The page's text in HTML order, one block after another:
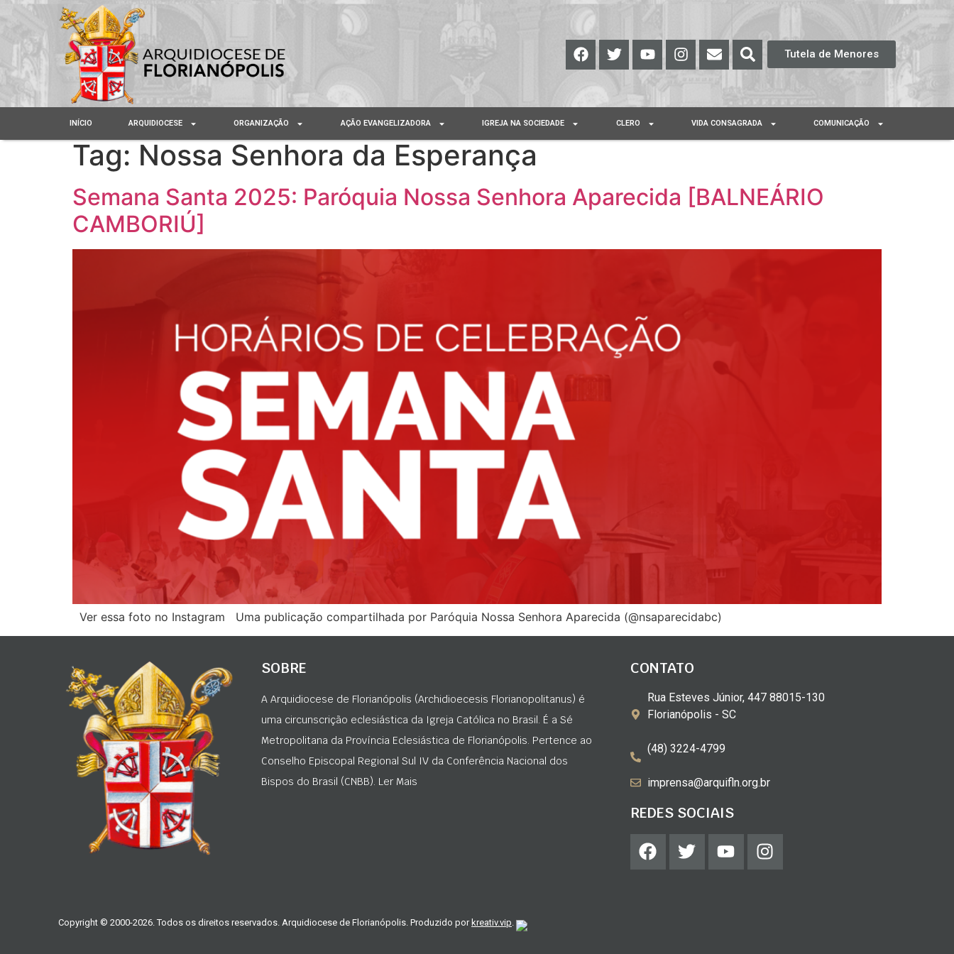
Tutela de Menores
INÍCIO ARQUIDIOCESE ORGANIZAÇÃO AÇÃO EVANGELIZADORA IGREJA NA SOCIEDADE CLERO VIDA CONSAGRADA COMUNICAÇÃO
Tag: Nossa Senhora da Esperança
Semana Santa 2025: Paróquia Nossa Senhora Aparecida [BALNEÁRIO
CAMBORIÚ]
Ver essa foto no Instagram Uma publicação compartilhada por Paróquia Nossa Senhora Aparecida (@nsaparecidabc)
SOBRE
A Arquidiocese de Florianópolis (Archidioecesis Florianopolitanus) é
uma circunscrição eclesiástica da Igreja Católica no Brasil. É a Sé
Metropolitana da Província Eclesiástica de Florianópolis. Pertence ao
Conselho Episcopal Regional Sul IV da Conferência Nacional dos
Bispos do Brasil (CNBB). Ler Mais
CONTATO
Rua Esteves Júnior, 447 88015-130
Florianópolis - SC
(48) 3224-4799
imprensa@arquifln.org.br
REDES SOCIAIS
Copyright © 2000-2026. Todos os direitos reservados. Arquidiocese de Florianópolis. Produzido porkreativ.vip